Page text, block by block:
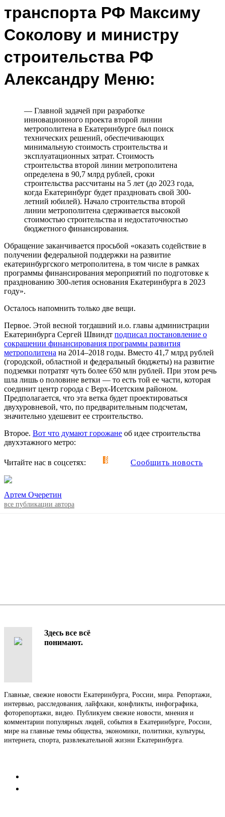
транспорта РФ Максиму
Соколову и министру
строительства РФ
Александру Меню:
— Главной задачей при разработке
инновационного проекта второй линии
метрополитена в Екатеринбурге был поиск
технических решений, обеспечивающих
минимальную стоимость строительства и
эксплуатационных затрат. Стоимость
строительства второй линии метрополитена
определена в 90,7 млрд рублей, сроки
строительства рассчитаны на 5 лет (до 2023 года,
когда Екатеринбург будет праздновать свой 300-
летний юбилей). Начало строительства второй
линии метрополитена сдерживается высокой
стоимостью строительства и недостаточностью
бюджетного финансирования.
Обращение заканчивается просьбой «оказать содействие в
получении федеральной поддержки на развитие
екатеринбургского метрополитена, в том числе в рамках
программы финансирования мероприятий по подготовке к
празднованию 300-летия основания Екатеринбурга в 2023
году».
Осталось напомнить только две вещи.
Первое. Этой весной тогдашний и.о. главы администрации
Екатеринбурга Сергей Швиндт подписал постановление о
сокращении финансирования программы развития
метрополитена на 2014–2018 годы. Вместо 41,7 млрд рублей
(городской, областной и федеральный бюджеты) на развитие
подземки потратят чуть более 650 млн рублей. При этом речь
шла лишь о половине ветки — то есть той ее части, которая
соединит центр города с Верх-Исетским районом.
Предполагается, что эта ветка будет проектироваться
двухуровневой, что, по предварительным подсчетам,
значительно удешевит ее строительство.
Второе. Вот что думают горожане об идее строительства
двухэтажного метро:
Читайте нас в соцсетях: Сообщить новость
Артем Очеретин
все публикации автора
Здесь все всё
понимают.
Главные, свежие новости Екатеринбурга, России, мира. Репортажи,
интервью, расследования, лайфхаки, конфликты, инфографика,
фоторепортажи, видео. Публикуем свежие новости, мнения и
комментарии популярных людей, события в Екатеринбурге, России,
мире на главные темы общества, экономики, политики, культуры,
интернета, спорта, развлекательной жизни Екатеринбурга.